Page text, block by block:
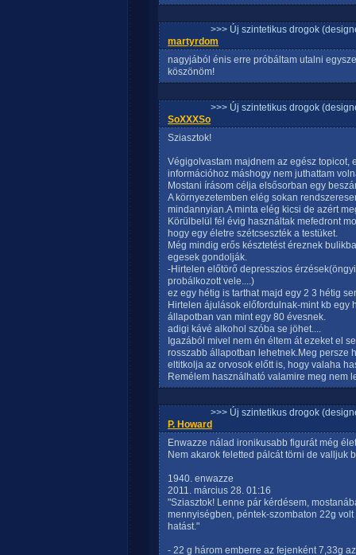
>>> Új szintetikus drogok
martyrdom
nagyjából énis erre próbáltam utalni
köszönöm!
>>> Új szintetikus drogok
SoXXXSo
Sziasztok!
Végigolvastam majdnem az egész topicot,
információhoz máshogy nem juthattam
Mostani írásom célja elsősorban egy
A környezetemben elég sokan
mindannyian.A minta elég kicsi de azért
Körülbelül fél évig használtak mefedront
hogy egy életre szétcseszték a testüket.
Még mindig erős késztetést éreznek
egesek gondolják.
-Hirtelen előtörő depresszios
probálkozott vele....)
ez egy hétig is tarthat majd egy 2 3 hétig
Hirtelen ájulások előfordulnak-mint kb egy
állapotban van mint egy 80 évesnek.
adigi kávé alkohol szóba se jöhet....
Igazából mivel nem én éltem át ezeket el
rosszabb állapotban lehetnek.Meg persze
eltitkolja az orvosok előtt is, hogy valaha
Remélem használható valamire meg nem
>>> Új szintetikus drogok
P. Howard
Enwazze nálad ironikusabb figurát még
Nem akarok feletted pálcát törni de valljuk
1940. enwazze
2011. március 28. 01:16
"Sziasztok! Lenne pár kérdésem,
mennyiségben, péntek-szombaton 22g
hatást."
- 22 g három emberre az fejenként 7,33g